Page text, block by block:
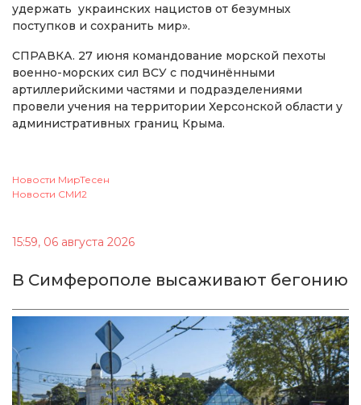
удержать украинских нацистов от безумных
поступков и сохранить мир».
СПРАВКА. 27 июня командование морской пехоты
военно-морских сил ВСУ с подчинёнными
артиллерийскими частями и подразделениями
провели учения на территории Херсонской области у
административных границ Крыма.
Новости МирТесен
Новости СМИ2
15:59, 06 августа 2026
В Симферополе высаживают бегонию